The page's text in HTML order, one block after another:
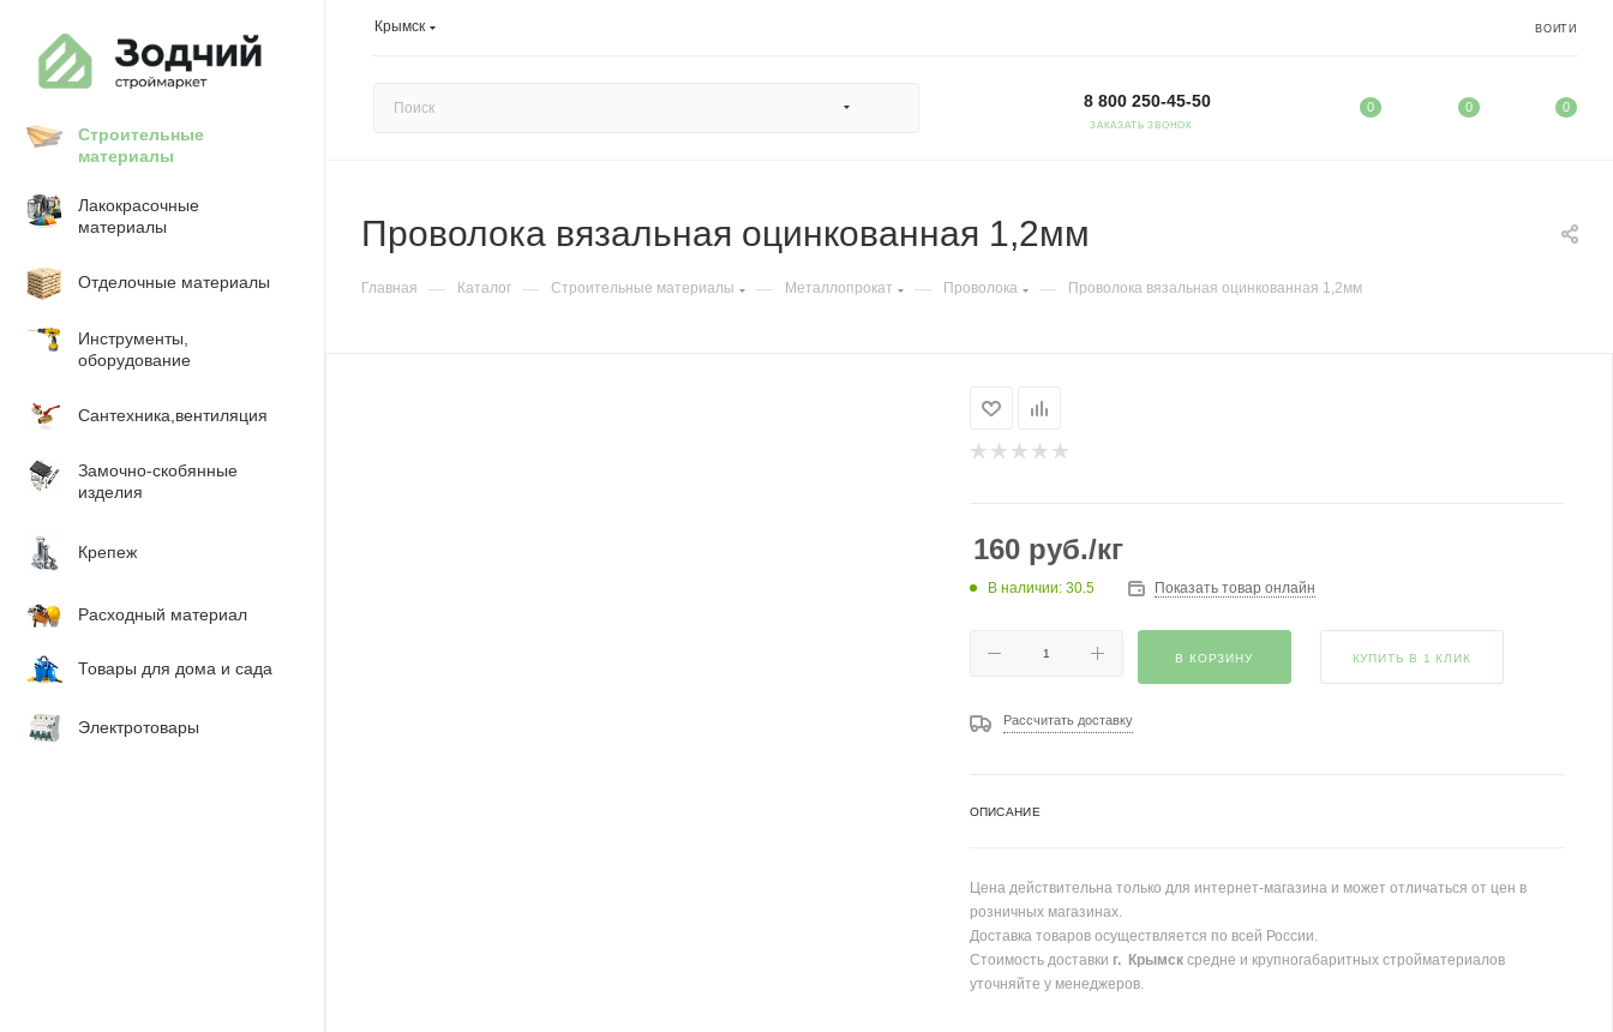
Крымск ВОЙТИ
8 800 250-45-50
ЗАКАЗАТЬ ЗВОНОК
0 0 0
Строительные
материалы
Лакокрасочные
материалы
Отделочные материалы
Инструменты,
оборудование
Сантехника,вентиляция
Замочно-скобянные
изделия
Крепеж
Расходный материал
Товары для дома и сада
Электротовары
Проволока вязальная оцинкованная 1,2мм
Главная — Каталог — Строительные материалы — Металлопрокат — Проволока — Проволока вязальная оцинкованная 1,2мм
160руб./кг
В наличии: 30.5 Показать товар онлайн
В КОРЗИНУ КУПИТЬ В 1 КЛИК
Рассчитать доставку
ОПИСАНИЕ
Цена действительна только для интернет-магазина и может отличаться от цен в
розничных магазинах.
Доставка товаров осуществляется по всей России.
Стоимость доставки г. Крымсксредне и крупногабаритных стройматериалов
уточняйте у менеджеров.